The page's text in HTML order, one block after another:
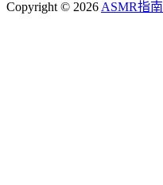
Copyright © 2026 ASMR指南